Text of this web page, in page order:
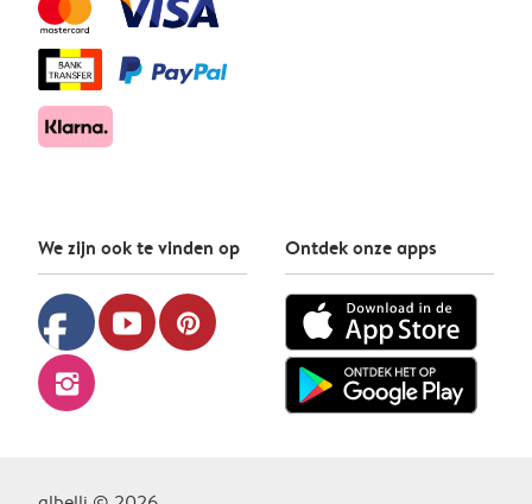
We zijn ook te vinden op
facebook youtube pinterest
instagram
Ontdek onze apps